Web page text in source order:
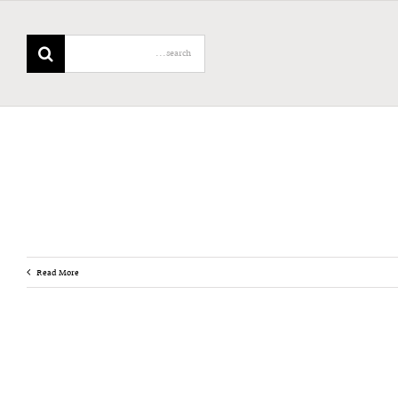
Search
for:
Read More